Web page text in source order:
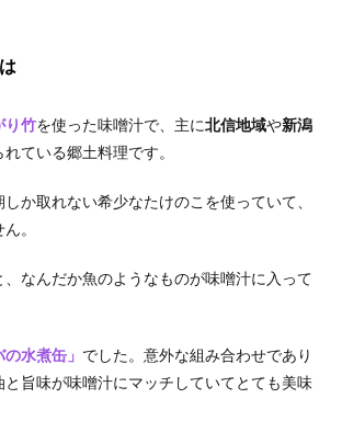
り竹を使った味噌汁で、主に北信地域や新潟
れている郷土料理です。
か取れない希少なたけのこを使っていて、
。
なんだか魚のようなものが味噌汁に入って
の水煮缶」 でした。意外な組み合わせであり
と旨味が味噌汁にマッチしていてとても美味